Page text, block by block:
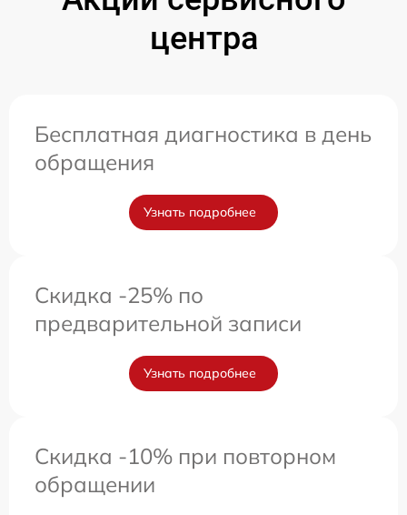
центра
Бесплатная диагностика в день
обращения
Узнать подробнее
Скидка -25% по
предварительной записи
Узнать подробнее
Скидка -10% при повторном
обращении